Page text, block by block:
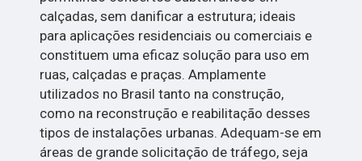
calçadas, sem danificar a estrutura; ideais
para aplicações residenciais ou comerciais e
constituem uma eficaz solução para uso em
ruas, calçadas e praças. Amplamente
utilizados no Brasil tanto na construção,
como na reconstrução e reabilitação desses
tipos de instalações urbanas. Adequam-se em
áreas de grande solicitação de tráfego, seja